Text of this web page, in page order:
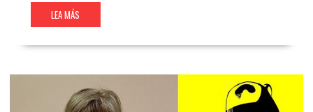
LEA MÁS